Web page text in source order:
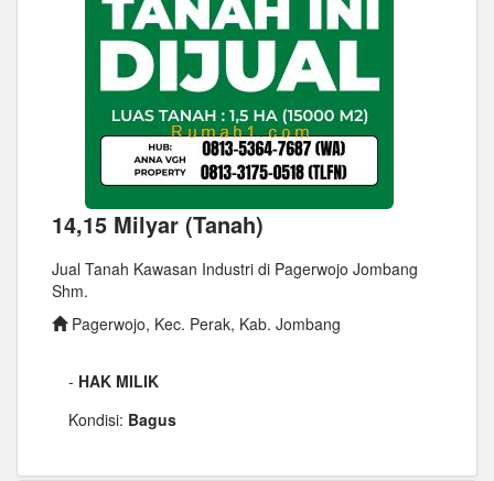
14,15 Milyar (Tanah)
Jual Tanah Kawasan Industri di Pagerwojo Jombang
Shm.
Pagerwojo, Kec. Perak, Kab. Jombang
- HAK MILIK
Kondisi: Bagus